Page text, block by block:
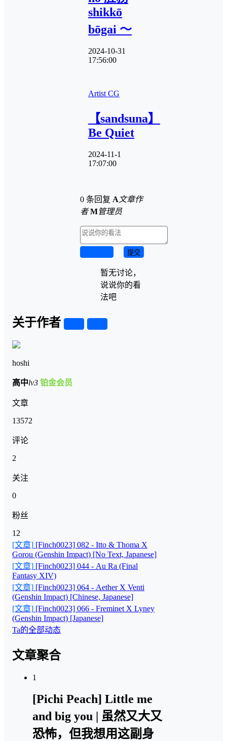
shikkō
bōgai ～
2024-10-31
17:56:00
Artist CG
【sandsuna】
Be Quiet
2024-11-1
17:07:00
0 条回复 A 文章作
者 M管理员
提交
暂无讨论，
说说你的看
法吧
关于作者
hoshi
高中lv3 铂金会员
文章
13572
评论
2
关注
0
粉丝
12
[文章] [Finch0023] 082 - Itto & Thoma X
Gorou (Genshin Impact) [No Text, Japanese]
[文章] [Finch0023] 044 - Au Ra (Final
Fantasy XIV)
[文章] [Finch0023] 064 - Aether X Venti
(Genshin Impact) [Chinese, Japanese]
[文章] [Finch0023] 066 - Freminet X Lyney
(Genshin Impact) [Japanese]
Ta的全部动态
文章聚合
1
[Pichi Peach] Little me
and big you | 虽然又大又
恐怖，但我想用这副身